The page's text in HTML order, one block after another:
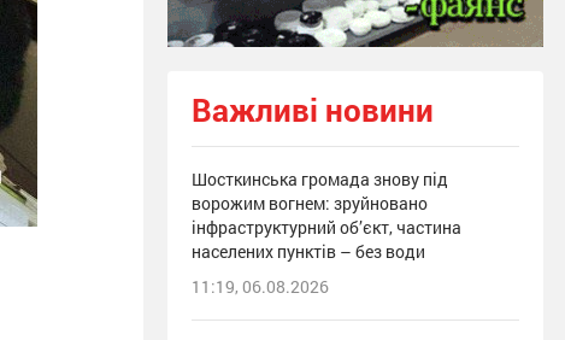
Важливі новини
Шосткинська громада знову під
ворожим вогнем: зруйновано
інфраструктурний об’єкт, частина
населених пунктів – без води
11:19, 06.08.2026